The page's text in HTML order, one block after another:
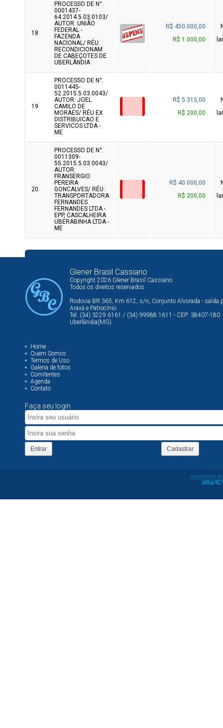
18
PROCESSO DE N°.
0001437-
64.2014.5.03.0103/
AUTOR: UNIÃO
FEDERAL -
FAZENDA
NACIONAL/ RÉU:
RECONDICIONAM
DE CABEÇOTES DE
UBERLÂNDIA
R$ 450.000,00
R$ 1.000,00
19
PROCESSO DE N°.
0011445-
52.2015.5.03.0043/
AUTOR: JOEL
CAMILO DE
MORAES/ RÉU EX
DISTRIBUICAO E
SERVICOS LTDA -
ME
R$ 5.315,00
R$ 200,00
20
PROCESSO DE N°.
0011309-
55.2015.5.03.0043/
AUTOR:
FRANSERGIO
PEREIRA
GONCALVES/ RÉU:
TRANSPORTADORA
FERNANDES
FERNANDES LTDA -
EPP, CASCALHEIRA
UBERABINHA LTDA -
ME
R$ 40.000,00
R$ 200,00
Glener Brasil Cassiano
Copyright 2026 Glener Brasil Cassiano
Todos os direitos reservados
Rodovia BR 365, Km 612, s/n, Conjunto Alvorada - saída
Araxá e Patrocínio.
Tel: (34) 3229.6161 / (34) 99988.1611 - CEP: 38407-180
Uberlândia(MG)
Home
Quem Somos
Termos de Uso
Galeria de fotos
Comitentes
Agenda
Contato
Faça seu login
Entrar Cadastrar